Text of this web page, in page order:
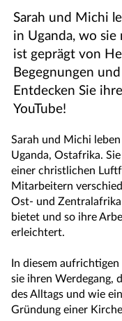
Sarah und Michi
in Uganda, wo
ist geprägt von
Begegnungen
Entdecken Sie
YouTube!
Sarah und Michi
Uganda, Ostafrika.
einer christlichen
Mitarbeitern
Ost- und
bietet und so ihre
erleichtert.
In diesem
sie ihren Werdegang,
des Alltags und wie
Gründung einer